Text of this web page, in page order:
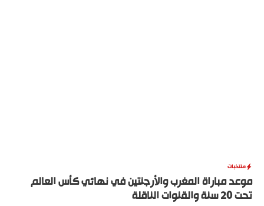
منتخبات
موعد مباراة المغرب والأرجنتين في نهائي كأس العالم
تحت 20 سنة والقنوات الناقلة